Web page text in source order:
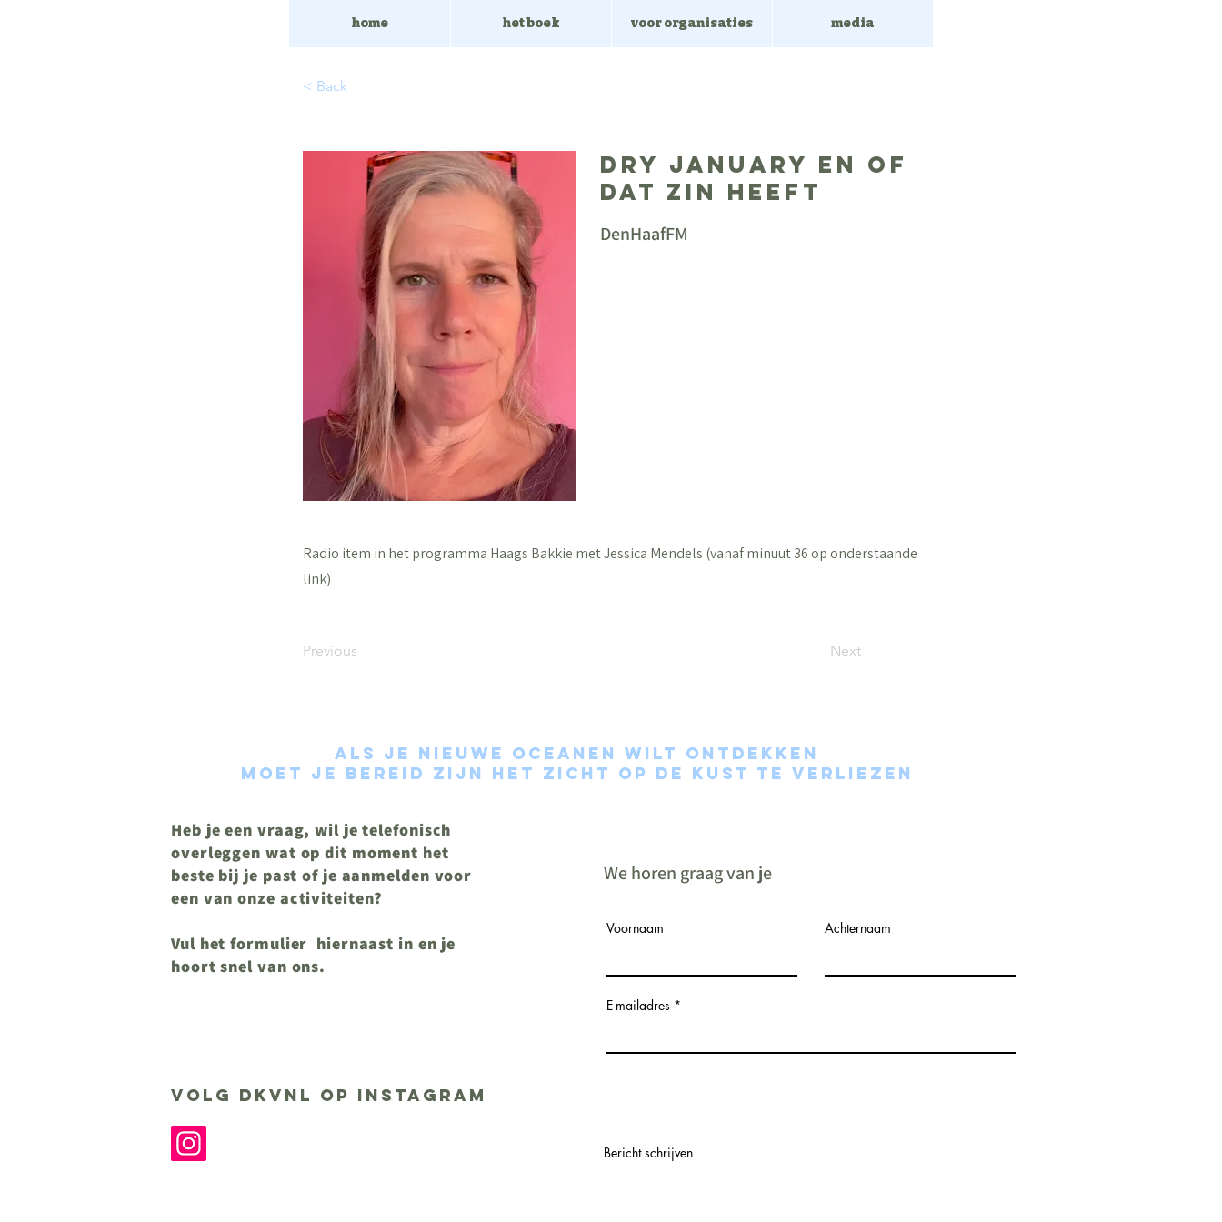
home het boek voor organisaties media
< Back
Dry January en of
dat zin heeft
DenHaafFM
Radio item in het programma Haags Bakkie met Jessica Mendels (vanaf minuut 36 op onderstaande
link)
Previous Next
Als je nieuwe oceanen wilt ontdekken
moet je bereid zijn het zicht op de kust te verliezen
Heb je een vraag, wil je telefonisch
overleggen wat op dit moment het
beste bij je past of je aanmelden voor
een van onze activiteiten?
Vul het formulier hiernaast in en je
hoort snel van ons.
volg DKVNL op instagram
We horen graag van je
Voornaam Achternaam
E-mailadres
Bericht schrijven